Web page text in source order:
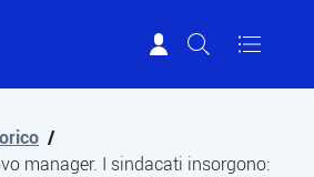
Parma
/
manager. I sindacati insorgono: